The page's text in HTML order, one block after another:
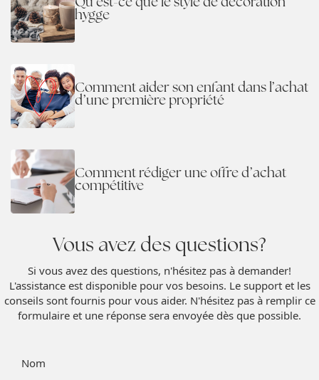
hygge
Comment aider son enfant dans l’achat
d’une première propriété
Comment rédiger une offre d’achat
compétitive
Vous avez des questions?
Si vous avez des questions, n'hésitez pas à demander!
L'assistance est disponible pour vos besoins. Le support et les
conseils sont fournis pour vous aider. N'hésitez pas à remplir ce
formulaire et une réponse sera envoyée dès que possible.
Nom